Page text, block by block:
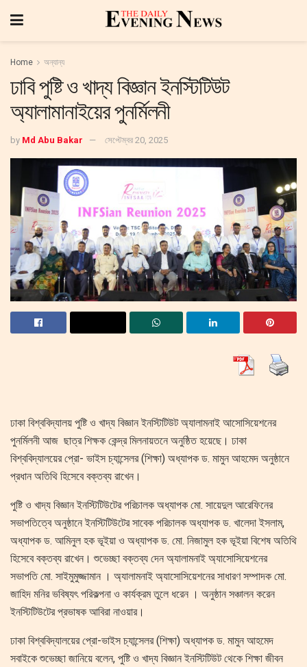
Home অন্যান্য
ঢাবি পুষ্টি ও খাদ্য বিজ্ঞান ইনস্টিটিউট
অ্যালামানাইয়ের পুনর্মিলনী
by Md Abu Bakar সেপ্টেম্বর 20, 2025
ঢাকা বিশ্ববিদ্যালয় পুষ্টি ও খাদ্য বিজ্ঞান ইনস্টিটিউট অ্যালামনাই আসোসিয়েশনের
পুনর্মিলনী আজ ছাত্র শিক্ষক কেন্দ্র মিলনায়তনে অনুষ্ঠিত হয়েছে। ঢাকা
বিশ্ববিদ্যালয়ের প্রো- ভাইস চ্যান্সেলর (শিক্ষা) অধ্যাপক ড. মামুন আহমেদ অনুষ্ঠানে
প্রধান অতিথি হিসেবে বক্তব্য রাখেন।
পুষ্টি ও খাদ্য বিজ্ঞান ইনস্টিটিউটের পরিচালক অধ্যাপক মো. সায়েদুল আরেফিনের
সভাপতিত্বে অনুষ্ঠানে ইনস্টিটিউটের সাবেক পরিচালক অধ্যাপক ড. খালেদা ইসলাম,
অধ্যাপক ড. আমিনুল হক ভূইয়া ও অধ্যাপক ড. মো. নিজামুল হক ভূইয়া বিশেষ অতিথি
হিসেবে বক্তব্য রাখেন। শুভেচ্ছা বক্তব্য দেন অ্যালামনাই অ্যাসোসিয়েশনের
সভাপতি মো. সাইমুমুজ্জামান । অ্যালামনাই অ্যাসোসিয়েশনের সাধারণ সম্পাদক মো.
জাহিদ মনির ভবিষ্যৎ পরিকল্পনা ও কার্যক্রম তুলে ধরেন । অনুষ্ঠান সঞ্চালন করেন
ইনস্টিটিউটের প্রভাষক আবিরা নাওয়ার।
ঢাকা বিশ্ববিদ্যালয়ের প্রো-ভাইস চ্যান্সেলর (শিক্ষা) অধ্যাপক ড. মামুন আহমেদ
সবাইকে শুভেচ্ছা জানিয়ে বলেন, পুষ্টি ও খাদ্য বিজ্ঞান ইনস্টিটিউট থেকে শিক্ষা জীবন